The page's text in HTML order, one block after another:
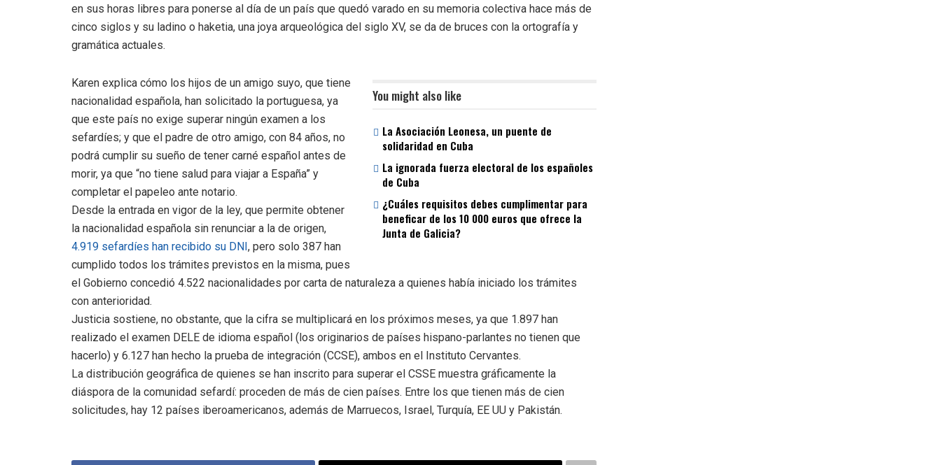
en sus horas libres para ponerse al día de un país que quedó varado en su memoria colectiva hace más de
cinco siglos y su ladino o haketia, una joya arqueológica del siglo XV, se da de bruces con la ortografía y
gramática actuales.
You might also like
La Asociación Leonesa, un puente de
solidaridad en Cuba
La ignorada fuerza electoral de los españoles
de Cuba
¿Cuáles requisitos debes cumplimentar para
beneficar de los 10 000 euros que ofrece la
Junta de Galicia?
Karen explica cómo los hijos de un amigo suyo, que tiene
nacionalidad española, han solicitado la portuguesa, ya
que este país no exige superar ningún examen a los
sefardíes; y que el padre de otro amigo, con 84 años, no
podrá cumplir su sueño de tener carné español antes de
morir, ya que “no tiene salud para viajar a España” y
completar el papeleo ante notario.
Desde la entrada en vigor de la ley, que permite obtener
la nacionalidad española sin renunciar a la de origen,
4.919 sefardíes han recibido su DNI, pero solo 387 han
cumplido todos los trámites previstos en la misma, pues
el Gobierno concedió 4.522 nacionalidades por carta de naturaleza a quienes había iniciado los trámites
con anterioridad.
Justicia sostiene, no obstante, que la cifra se multiplicará en los próximos meses, ya que 1.897 han
realizado el examen DELE de idioma español (los originarios de países hispano-parlantes no tienen que
hacerlo) y 6.127 han hecho la prueba de integración (CCSE), ambos en el Instituto Cervantes.
La distribución geográfica de quienes se han inscrito para superar el CSSE muestra gráficamente la
diáspora de la comunidad sefardí: proceden de más de cien países. Entre los que tienen más de cien
solicitudes, hay 12 países iberoamericanos, además de Marruecos, Israel, Turquía, EE UU y Pakistán.